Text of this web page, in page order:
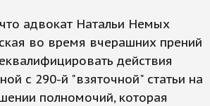
адвокат Натальи Немых
во время вчерашних прений
действия
с 290-й "взяточной" статьи на
полномочий, которая